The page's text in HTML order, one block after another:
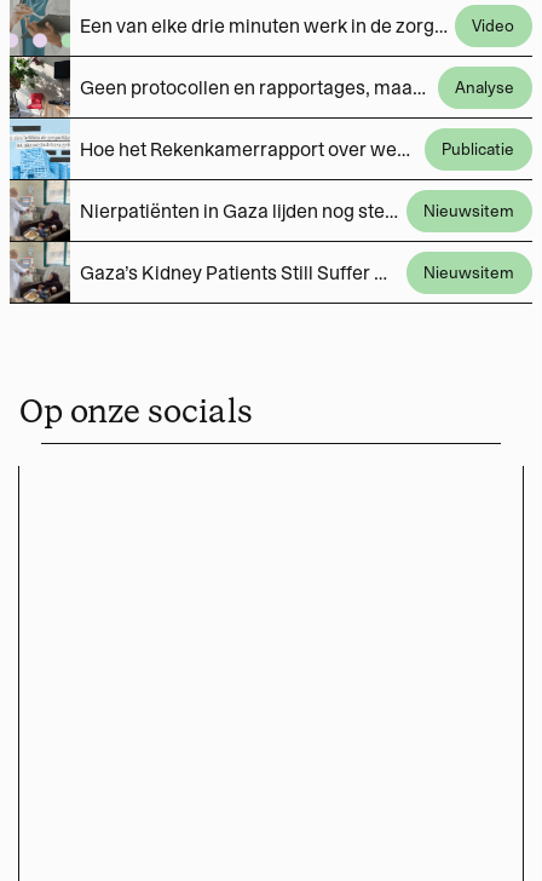
Een van elke drie minuten werk in de zorg naar administratie. Wat gaat er mis? Video
Geen protocollen en rapportages, maar fietstochtjes met cliënten. ‘Hoe mooi is dat, dat dat nu kan?’ Analyse
Hoe het Rekenkamerrapport over wensen en zorgen van Overvechters in een la belandde Publicatie
Nierpatiënten in Gaza lijden nog steeds dagelijks onder door Israël opgelegde tekorten Nieuwsitem
Gaza’s Kidney Patients Still Suffer Daily Under Israeli-Imposed Shortages Nieuwsitem
Op onze socials